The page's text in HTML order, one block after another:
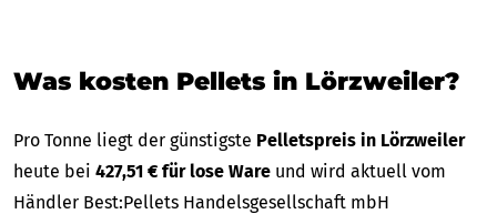
Was kosten Pellets in Lörzweiler?
Pro Tonne liegt der günstigste Pelletspreis in Lörzweiler
heute bei 427,51 € für lose Ware und wird aktuell vom
Händler Best:Pellets Handelsgesellschaft mbH